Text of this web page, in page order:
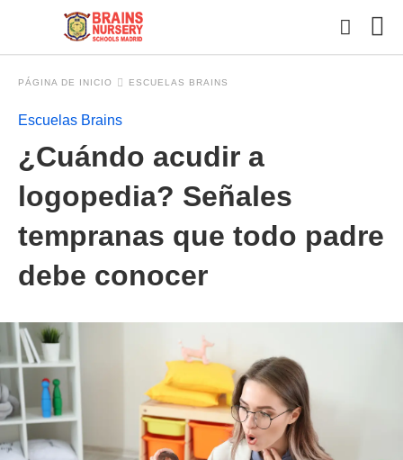
PÁGINA DE INICIO ESCUELAS BRAINS
Escuelas Brains
¿Cuándo acudir a
logopedia? Señales
tempranas que todo padre
debe conocer